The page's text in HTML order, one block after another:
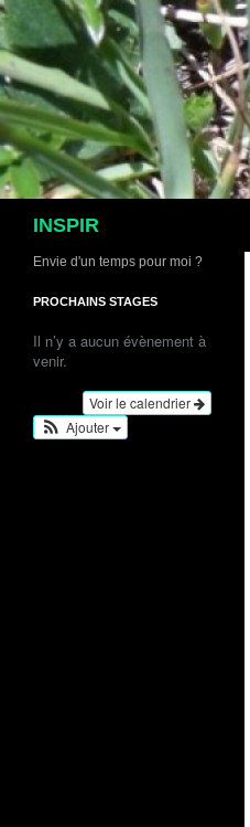
Aller
au
contenu
INSPIR
Envie d'un temps pour moi ?
PROCHAINS STAGES
Il n’y a aucun évènement à
venir.
Voir le calendrier
Ajouter